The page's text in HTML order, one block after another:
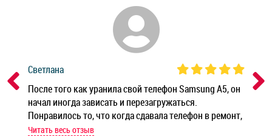
Светлана
После того как уранила свой телефон Samsung A5, он
начал иногда зависать и перезагружаться.
Понравилось то, что когда сдавала телефон в ремонт,
мастер при мне сделал быструю диагностику и сказал
Читать весь отзыв